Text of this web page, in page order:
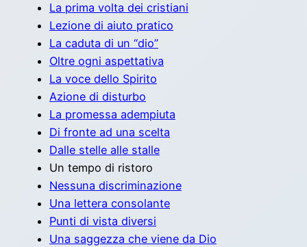
La prima volta dei cristiani
Lezione di aiuto pratico
La caduta di un “dio”
Oltre ogni aspettativa
La voce dello Spirito
Azione di disturbo
La promessa adempiuta
Di fronte ad una scelta
Dalle stelle alle stalle
Un tempo di ristoro
Nessuna discriminazione
Una lettera consolante
Punti di vista diversi
Una saggezza che viene da Dio